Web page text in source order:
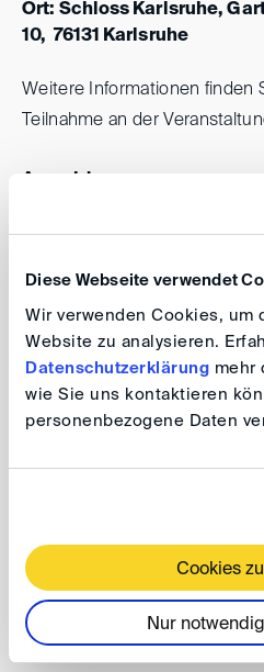
Diese Webseite verwendet
Wir verwenden Cookies, um
Website zu analysieren.
Datenschutzerklärung mehr
wie Sie uns kontaktieren
personenbezogene Daten
Cookies
Nur
Ort: Schloss Karlsruhe,
10, 76131 Karlsruhe
Weitere Informationen finden
Teilnahme an der
Registrieren Sie sich bittebis
Konferenzen und Workshops.
Die Veranstaltung ist fast
an der Konferenz
Sonderkonditionen
Die DIS hat mit der